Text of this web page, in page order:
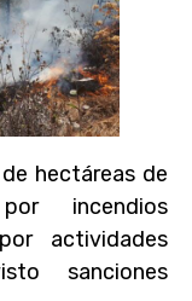
hectáreas de
incendios
actividades
sanciones